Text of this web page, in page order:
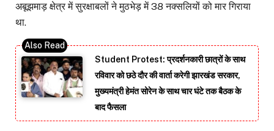
अबूझमाड़ क्षेत्र में सुरक्षाबलों ने मुठभेड़ में 38 नक्सलियों को मार गिराया
था.
Student Protest: प्रदर्शनकारी छात्रों के साथ
रविवार को छठे दौर की वार्ता करेगी झारखंड सरकार,
मुख्यमंत्री हेमंत सोरेन के साथ चार घंटे तक बैठक के
बाद फैसला